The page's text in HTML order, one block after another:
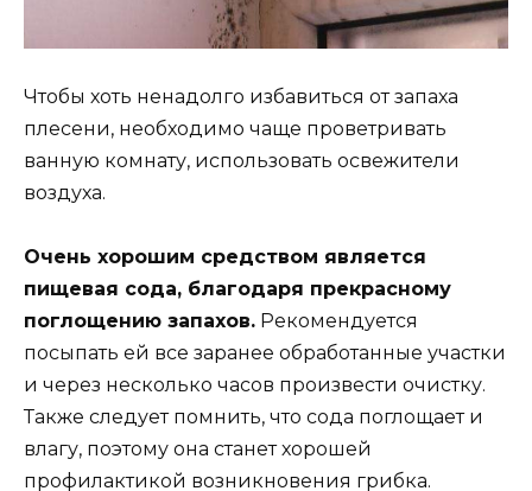
Чтобы хоть ненадолго избавиться от запаха
плесени, необходимо чаще проветривать
ванную комнату, использовать освежители
воздуха.
Очень хорошим средством является
пищевая сода, благодаря прекрасному
поглощению запахов. Рекомендуется
посыпать ей все заранее обработанные участки
и через несколько часов произвести очистку.
Также следует помнить, что сода поглощает и
влагу, поэтому она станет хорошей
профилактикой возникновения грибка.